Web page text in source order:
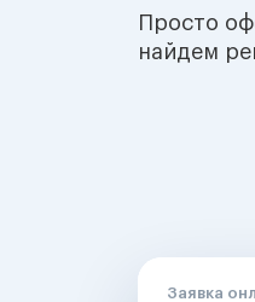
Просто
найдем
Заявка